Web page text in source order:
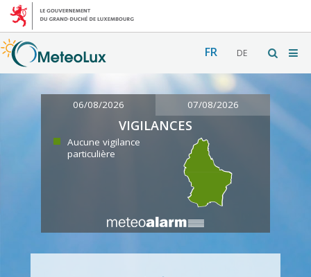
FR DE
06/08/2026 07/08/2026
VIGILANCES
Aucune vigilance
particulière